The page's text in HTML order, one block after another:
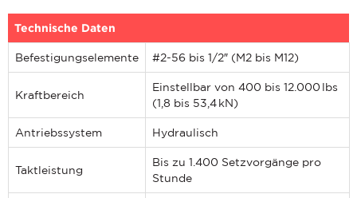
Technische Daten
Befestigungselemente #2-56 bis 1/2″ (M2 bis M12)
Kraftbereich
Einstellbar von 400 bis 12.000 lbs
(1,8 bis 53,4 kN)
Antriebssystem Hydraulisch
Taktleistung
Bis zu 1.400 Setzvorgänge pro
Stunde
E-MAIL
UNTERNEHMENSNAME*